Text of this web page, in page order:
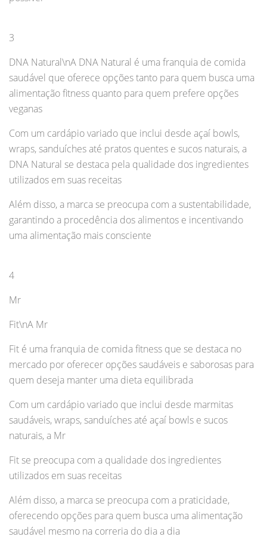
3
DNA Natural\nA DNA Natural é uma franquia de comida
saudável que oferece opções tanto para quem busca uma
alimentação fitness quanto para quem prefere opções
veganas
Com um cardápio variado que inclui desde açaí bowls,
wraps, sanduíches até pratos quentes e sucos naturais, a
DNA Natural se destaca pela qualidade dos ingredientes
utilizados em suas receitas
Além disso, a marca se preocupa com a sustentabilidade,
garantindo a procedência dos alimentos e incentivando
uma alimentação mais consciente
4
Mr
Fit\nA Mr
Fit é uma franquia de comida fitness que se destaca no
mercado por oferecer opções saudáveis e saborosas para
quem deseja manter uma dieta equilibrada
Com um cardápio variado que inclui desde marmitas
saudáveis, wraps, sanduíches até açaí bowls e sucos
naturais, a Mr
Fit se preocupa com a qualidade dos ingredientes
utilizados em suas receitas
Além disso, a marca se preocupa com a praticidade,
oferecendo opções para quem busca uma alimentação
saudável mesmo na correria do dia a dia